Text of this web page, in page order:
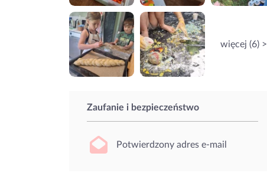
więcej (6) >
Zaufanie i bezpieczeństwo
Potwierdzony adres e-mail